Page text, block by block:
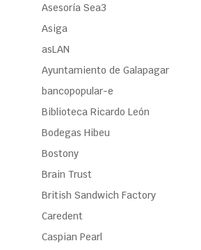
Asesoría Sea3
Asiga
asLAN
Ayuntamiento de Galapagar
bancopopular-e
Biblioteca Ricardo León
Bodegas Hibeu
Bostony
Brain Trust
British Sandwich Factory
Caredent
Caspian Pearl